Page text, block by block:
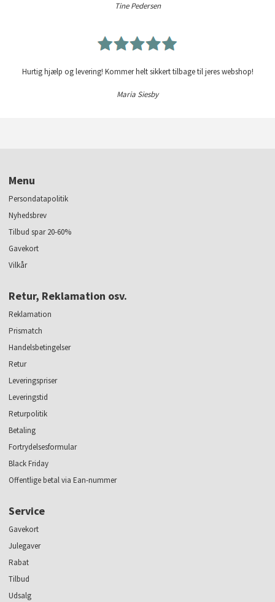
Tine Pedersen
Hurtig hjælp og levering! Kommer helt sikkert tilbage til jeres webshop!
Maria Siesby
Menu
Persondatapolitik
Nyhedsbrev
Tilbud spar 20-60%
Gavekort
Vilkår
Retur, Reklamation osv.
Reklamation
Prismatch
Handelsbetingelser
Retur
Leveringspriser
Leveringstid
Returpolitik
Betaling
Fortrydelsesformular
Black Friday
Offentlige betal via Ean-nummer
Service
Gavekort
Julegaver
Rabat
Tilbud
Udsalg